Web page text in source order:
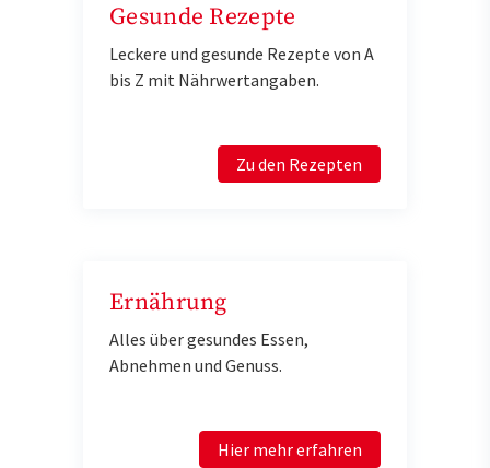
Gesunde Rezepte
Leckere und gesunde Rezepte von A
bis Z mit Nährwertangaben.
Zu den Rezepten
Ernährung
Alles über gesundes Essen,
Abnehmen und Genuss.
Hier mehr erfahren